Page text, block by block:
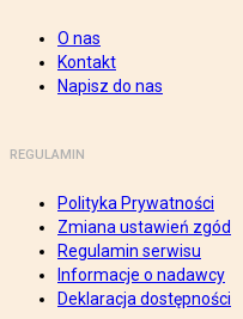
O nas
Kontakt
Napisz do nas
REGULAMIN
Polityka Prywatności
Zmiana ustawień zgód
Regulamin serwisu
Informacje o nadawcy
Deklaracja dostępności